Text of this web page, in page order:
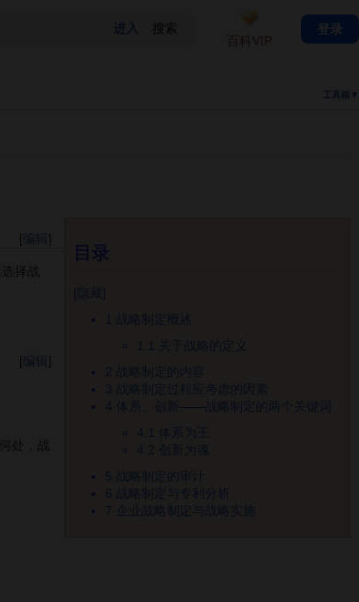
工具箱▼
1
战略制定概述
1.1
关于战略的定义
2
战略制定的内容
3
战略制定过程应考虑的因素
4 体系、创新――战略制定的两个关键词
4.1 体系为王
4.2 创新为魂
5
战略制定的审计
6
战略制定与专利分析
7
企业战略制定与战略实施
[编辑
选择战
[编辑
处，战
百科VIP
登录